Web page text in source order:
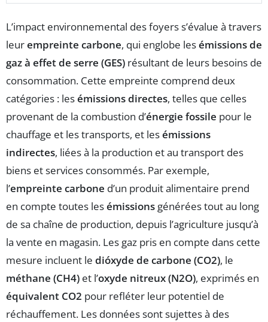
L’impact environnemental des foyers s’évalue à travers
leurempreinte carbone, qui englobe lesémissions de
gaz à effet de serre (GES) résultant de leurs besoins de
consommation. Cette empreinte comprend deux
catégories : lesémissions directes, telles que celles
provenant de la combustion d’énergie fossile pour le
chauffage et les transports, et lesémissions
indirectes, liées à la production et au transport des
biens et services consommés. Par exemple,
l’empreinte carbone d’un produit alimentaire prend
en compte toutes lesémissions générées tout au long
de sa chaîne de production, depuis l’agriculture jusqu’à
la vente en magasin. Les gaz pris en compte dans cette
mesure incluent le dióxyde de carbone (CO2), le
méthane (CH4) et l’oxyde nitreux (N2O), exprimés en
équivalent CO2 pour refléter leur potentiel de
réchauffement. Les données sont sujettes à des